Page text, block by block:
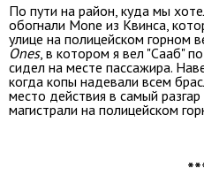
По пути на район, куда мы
обогнали Mone из Квинса,
улице на полицейском горном
Ones, в котором я вел "Сааб"
сидел на месте пассажира.
когда копы надевали всем
место действия в самый
магистрали на полицейском